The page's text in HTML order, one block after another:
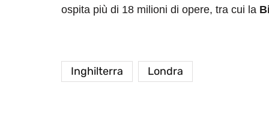
ospita più di 18 milioni di opere, tra cui la
Inghilterra Londra